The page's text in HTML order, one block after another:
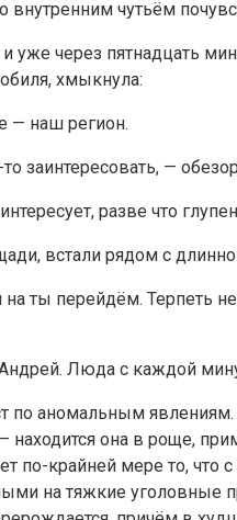
чутьём
уже через пятнадцать
хмыкнула:
— наш регион.
заинтересовать, —
разве что
встали рядом с
ты перейдём. Терпеть
Люда с каждой
по аномальным
находится она в роще,
по-крайней мере то,
на тяжкие уголовные